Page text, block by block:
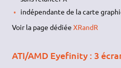
indépendante de la carte
Voir la page dédiéeXRandR
ATI/AMD Eyefinity : 3